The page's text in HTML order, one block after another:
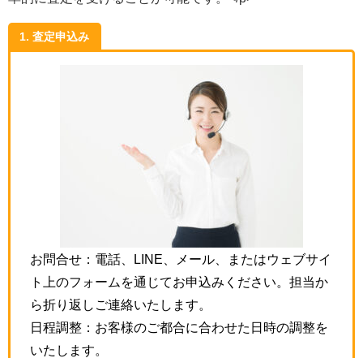
1. 査定申込み
お問合せ：電話、LINE、メール、またはウェブサイ
ト上のフォームを通じてお申込みください。担当か
ら折り返しご連絡いたします。
日程調整：お客様のご都合に合わせた日時の調整を
いたします。